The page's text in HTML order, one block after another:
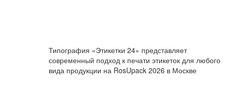
Типография «Этикетки 24» представляет
современный подход к печати этикеток для любого
вида продукции на RosUpack 2026 в Москве